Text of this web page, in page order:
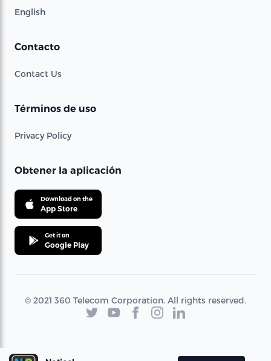
English
Contacto
Contact Us
Términos de uso
Privacy Policy
Obtener la aplicación
Download on the
App Store
Get it on
Google Play
© 2021 360 Telecom Corporation. All rights reserved.